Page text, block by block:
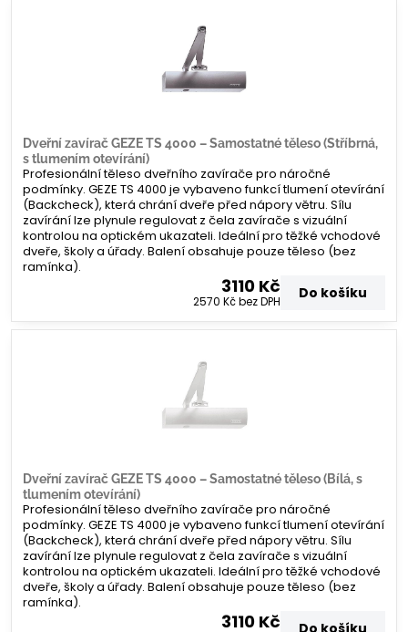
Dveřní zavírač GEZE TS 4000 – Samostatné těleso (Stříbrná,
s tlumením otevírání)
Profesionální těleso dveřního zavírače pro náročné
podmínky. GEZE TS 4000 je vybaveno funkcí tlumení otevírání
(Backcheck), která chrání dveře před nápory větru. Sílu
zavírání lze plynule regulovat z čela zavírače s vizuální
kontrolou na optickém ukazateli. Ideální pro těžké vchodové
dveře, školy a úřady. Balení obsahuje pouze těleso (bez
ramínka).
3110 Kč
2570 Kčbez DPH Do košíku
Dveřní zavírač GEZE TS 4000 – Samostatné těleso (Bílá, s
tlumením otevírání)
Profesionální těleso dveřního zavírače pro náročné
podmínky. GEZE TS 4000 je vybaveno funkcí tlumení otevírání
(Backcheck), která chrání dveře před nápory větru. Sílu
zavírání lze plynule regulovat z čela zavírače s vizuální
kontrolou na optickém ukazateli. Ideální pro těžké vchodové
dveře, školy a úřady. Balení obsahuje pouze těleso (bez
ramínka).
3110 Kč Do košíku